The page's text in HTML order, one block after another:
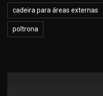
cadeira para áreas externas
poltrona